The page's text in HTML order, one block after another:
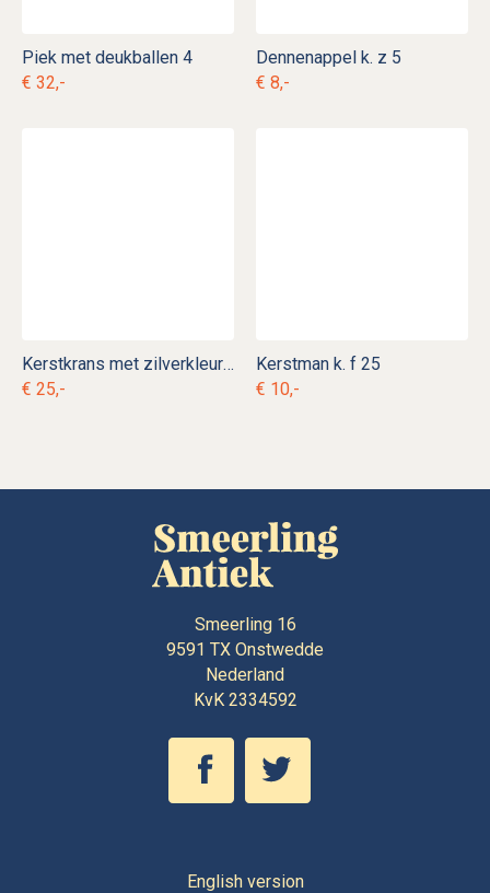
Piek met deukballen 4
€ 32,-
Dennenappel k. z 5
€ 8,-
Kerstkrans met zilverkleurige ballen k. d 26
€ 25,-
Kerstman k. f 25
€ 10,-
Smeerling 16
9591 TX Onstwedde
Nederland
KvK 2334592
English version